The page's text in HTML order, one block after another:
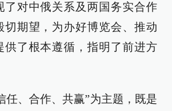
了对中俄关系及两国务实合作
切期望，为办好博览会、推动
供了根本遵循，指明了前进方
任、合作、共赢”为主题，既是